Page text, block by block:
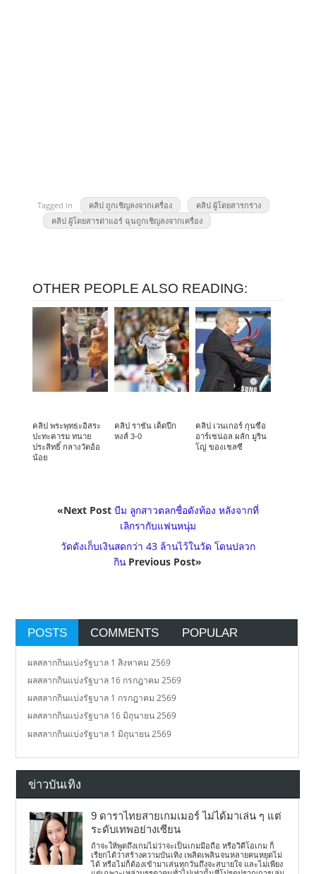
Tagged in คลิป ถูกเชิญลงจากเครื่อง
คลิป ผู้โดยสารกร่าง
คลิป ผู้โดยสารด่าแอร์ ฉุนถูกเชิญลงจากเครื่อง
OTHER PEOPLE ALSO READING:
คลิป พระพุทธะอิสระ
ปะทะคารม ทนาย
ประสิทธิ์ กลางวัดอ้อ
น้อย
คลิป ราชัน เด็ดปีก
หงส์ 3-0
คลิป เวนเกอร์ กุนซือ
อาร์เซน่อล ผลัก มูริน
โญ่ ของเชลซี
«Next Post บีม ลูกสาวตลกชื่อดังท้อง หลังจากที่
เลิกรากับแฟนหนุ่ม
วัดดังเก็บเงินสดกว่า 43 ล้านไว้ในวัด โดนปลวก
กิน Previous Post»
POSTS COMMENTS POPULAR
ผลสลากกินแบ่งรัฐบาล 1 สิงหาคม 2569
ผลสลากกินแบ่งรัฐบาล 16 กรกฎาคม 2569
ผลสลากกินแบ่งรัฐบาล 1 กรกฎาคม 2569
ผลสลากกินแบ่งรัฐบาล 16 มิถุนายน 2569
ผลสลากกินแบ่งรัฐบาล 1 มิถุนายน 2569
ข่าวบันเทิง
9 ดาราไทยสายเกมเมอร์ ไม่ได้มาเล่น ๆ แต่
ระดับเทพอย่างเซียน
ถ้าจะให้พูดถึงเกมไม่ว่าจะเป็นเกมมือถือ หรือวิดีโอเกม ก็
เรียกได้ว่าสร้างความบันเทิง เพลิดเพลินจนหลายคนหยุดไม่
ได้ หรือไม่ก็ต้องเข้ามาเล่นทุกวันถึงจะสบายใจ และไม่เพียง